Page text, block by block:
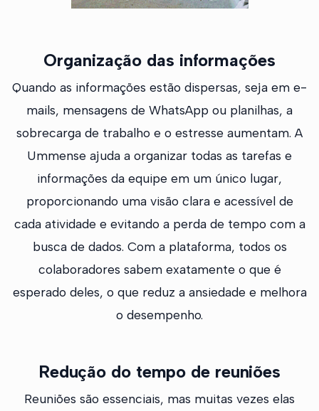
Organização das informações
Quando as informações estão dispersas, seja em e-
mails, mensagens de WhatsApp ou planilhas, a
sobrecarga de trabalho e o estresse aumentam. A
Ummense ajuda a organizar todas as tarefas e
informações da equipe em um único lugar,
proporcionando uma visão clara e acessível de
cada atividade e evitando a perda de tempo com a
busca de dados. Com a plataforma, todos os
colaboradores sabem exatamente o que é
esperado deles, o que reduz a ansiedade e melhora
o desempenho.
Redução do tempo de reuniões
Reuniões são essenciais, mas muitas vezes elas